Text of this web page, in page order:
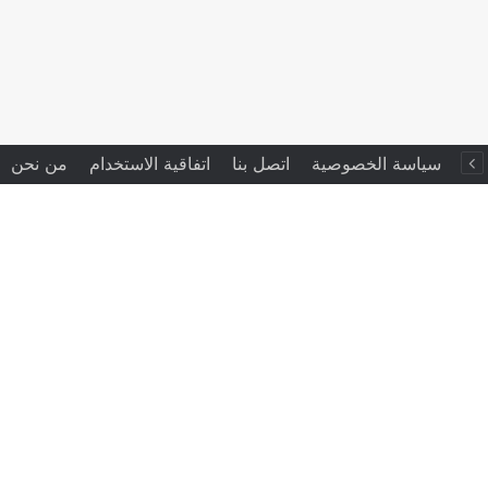
سياسة الخصوصية اتصل بنا اتفاقية الاستخدام من نحن